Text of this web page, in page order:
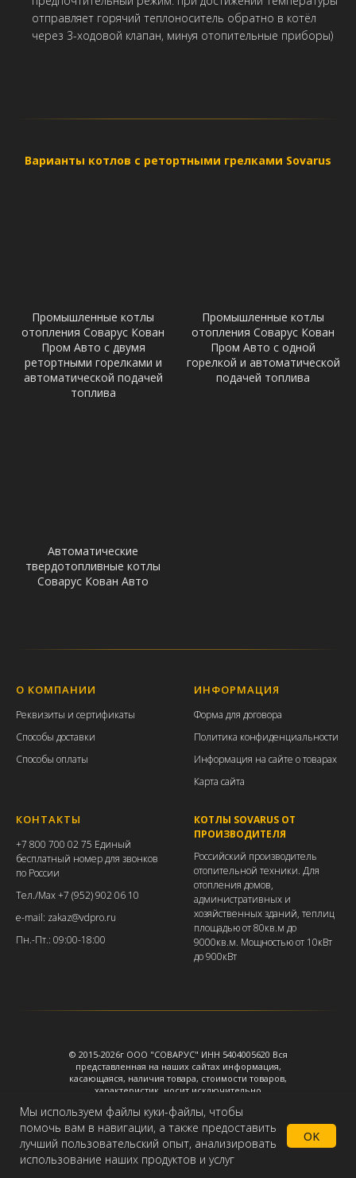
Главная Каталог
Мы используем файлы куки-файлы, чтобы
помочь вам в навигации, а также предоставить
лучший пользовательский опыт, анализировать
использование наших продуктов и услуг
OK
отправляет горячий теплоноситель обратно в котёл
через 3-ходовой клапан, минуя отопительные приборы)
Варианты котлов с ретортными грелками Sovarus
Промышленные котлы
отопления Соварус Кован
Пром Авто с двумя
ретортными горелками и
автоматической подачей
топлива
Промышленные котлы
отопления Соварус Кован
Пром Авто с одной
горелкой и автоматической
подачей топлива
Автоматические
твердотопливные котлы
Соварус Кован Авто
О КОМПАНИИ
Реквизиты и сертификаты
Способы доставки
Способы оплаты
ИНФОРМАЦИЯ
Форма для договора
Политика конфиденциальности
Информация на сайте о товарах
Карта сайта
КОНТАКТЫ
+7 800 700 02 75 Единый
бесплатный номер для звонков
по России
Тел./Max +7 (952) 902 06 10
e-mail: zakaz@vdpro.ru
Пн.-Пт.: 09:00-18:00
КОТЛЫ SOVARUS ОТ
ПРОИЗВОДИТЕЛЯ
Российский производитель
отопительной техники. Для
отопления домов,
административных и
хозяйственных зданий, теплиц
площадью от 80кв.м до
9000кв.м. Мощностью от 10кВт
до 900кВт
© 2015-2026г ООО "СОВАРУС" ИНН 5404005620 Вся
представленная на наших сайтах информация,
касающаяся, наличия товара, стоимости товаров,
характеристик, носит исключительно
не является публичной офертой, определяемой
положениями Статьи 437 ГК РФ. Подробней смотрите
на странице https://sovarus.ru/info